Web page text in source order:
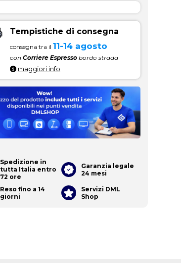
Tempistiche di consegna
consegna tra il 11-14 agosto
con Corriere Espressobordo strada
maggiori info
Spedizione in
tutta Italia entro
72 ore
Garanzia legale
24 mesi
Reso fino a 14
giorni
Servizi DML
Shop